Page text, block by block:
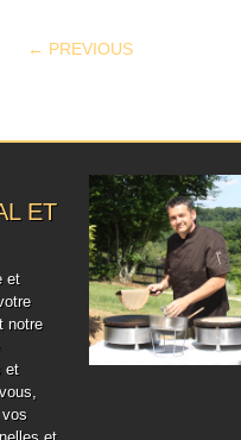
POST
← PREVIOUS
ET
et
notre
et